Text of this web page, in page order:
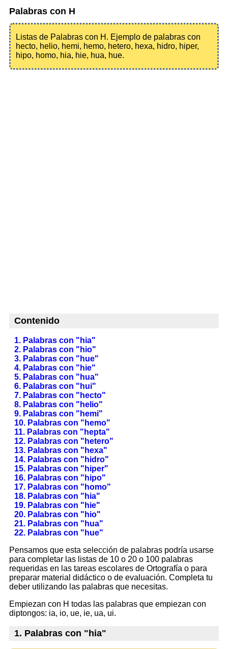
Palabras con H
Listas de Palabras con H. Ejemplo de palabras con
hecto, helio, hemi, hemo, hetero, hexa, hidro, hiper,
hipo, homo, hia, hie, hua, hue.
Contenido
1. Palabras con "hia"
2. Palabras con "hio"
3. Palabras con "hue"
4. Palabras con "hie"
5. Palabras con "hua"
6. Palabras con "hui"
7. Palabras con "hecto"
8. Palabras con "helio"
9. Palabras con "hemi"
10. Palabras con "hemo"
11. Palabras con "hepta"
12. Palabras con "hetero"
13. Palabras con "hexa"
14. Palabras con "hidro"
15. Palabras con "hiper"
16. Palabras con "hipo"
17. Palabras con "homo"
18. Palabras con "hia"
19. Palabras con "hie"
20. Palabras con "hio"
21. Palabras con "hua"
22. Palabras con "hue"
Pensamos que esta selección de palabras podría usarse
para completar las listas de 10 o 20 o 100 palabras
requeridas en las tareas escolares de Ortografía o para
preparar material didáctico o de evaluación. Completa tu
deber utilizando las palabras que necesitas.
Empiezan con H todas las palabras que empiezan con
diptongos: ia, io, ue, ie, ua, ui.
1. Palabras con "hia"